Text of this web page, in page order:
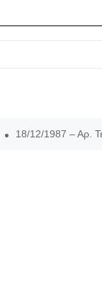
18/12/1987 – Αρ.